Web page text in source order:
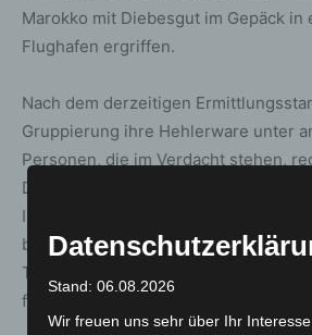
Marokko mit Diebesgut im Gepäck in
Flughafen ergriffen.
Nach dem derzeitigen
Gruppierung ihre Hehlerware unter
Personen, die im Verdacht stehen,
Diebstahls- und Raubdelikte im
Innenstadtbereich zu begehen. Das
beschlagnahmte Diebesgut, welches
Teilen zu sehen ist, dürfte innerhalb
fünf Wochen „angehäuft“ worden sein.
Stand: 06.08.2026
Wir freuen uns sehr über Ihr